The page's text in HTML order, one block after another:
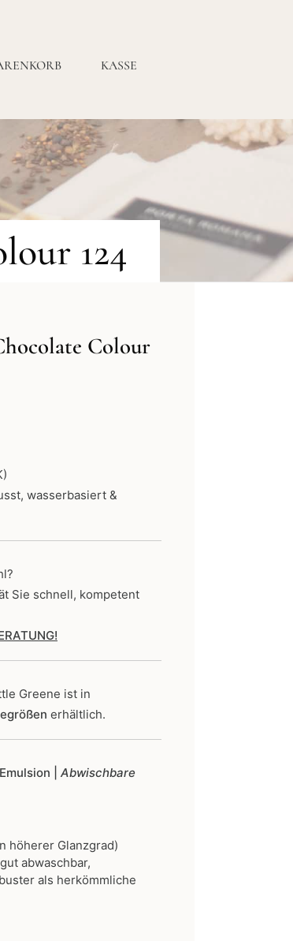
KASSE
124
Colour
wasserbasiert &
Sie schnell, kompetent
Greene ist in
erhältlich.
| Abwischbare
höherer Glanzgrad)
abwaschbar,
als herkömmliche